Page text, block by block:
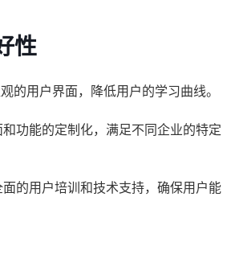
性
的用户界面，降低用户的学习曲线。
功能的定制化，满足不同企业的特定
的用户培训和技术支持，确保用户能